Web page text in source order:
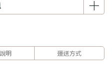
明 運送方式